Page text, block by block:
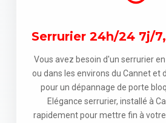
Serrurier 24h/24 7j/
Vous avez besoin d'un serrurier
ou dans les environs du Cannet et
pour un dépannage de porte
Elégance serrurier, installé à
rapidement pour mettre fin à